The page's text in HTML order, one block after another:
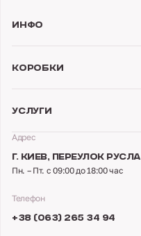
Адрес
Г. КИЕВ,ПЕРЕУЛОК
Пн. – Пт. с 09:00 до 18:00 час
Телефон
+38 (063) 265 34 94
Инфо
Коробки
Услуги